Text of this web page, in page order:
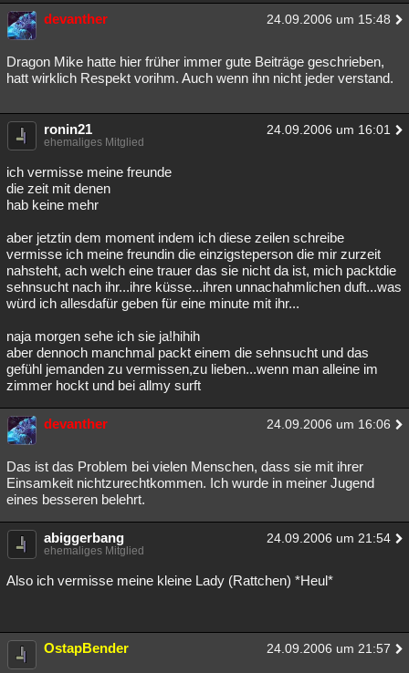
devanther 24.09.2006 um 15:48
Dragon Mike hatte hier früher immer gute Beiträge geschrieben,
hatt wirklich Respekt vorihm. Auch wenn ihn nicht jeder verstand.
ronin21 24.09.2006 um 16:01
ehemaliges Mitglied
ich vermisse meine freunde
die zeit mit denen
hab keine mehr
aber jetztin dem moment indem ich diese zeilen schreibe
vermisse ich meine freundin die einzigsteperson die mir zurzeit
nahsteht, ach welch eine trauer das sie nicht da ist, mich packtdie
sehnsucht nach ihr...ihre küsse...ihren unnachahmlichen duft...was
würd ich allesdafür geben für eine minute mit ihr...
naja morgen sehe ich sie ja!hihih
aber dennoch manchmal packt einem die sehnsucht und das
gefühl jemanden zu vermissen,zu lieben...wenn man alleine im
zimmer hockt und bei allmy surft
devanther 24.09.2006 um 16:06
Das ist das Problem bei vielen Menschen, dass sie mit ihrer
Einsamkeit nichtzurechtkommen. Ich wurde in meiner Jugend
eines besseren belehrt.
abiggerbang 24.09.2006 um 21:54
ehemaliges Mitglied
Also ich vermisse meine kleine Lady (Rattchen) *Heul*
OstapBender 24.09.2006 um 21:57